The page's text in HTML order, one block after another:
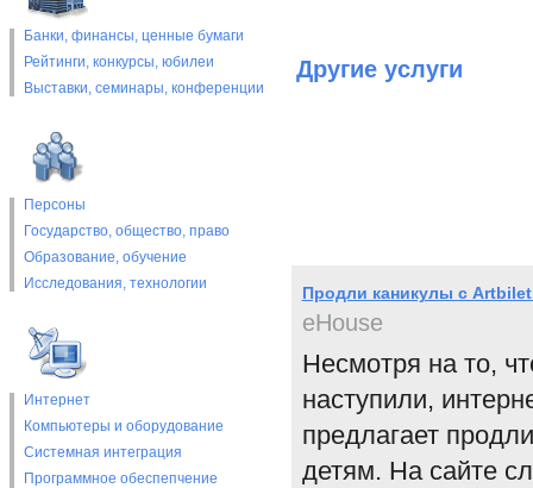
Банки, финансы, ценные бумаги
Рейтинги, конкурсы, юбилеи
Выставки, cеминары, конференции
Персоны
Государство, общество, право
Образование, обучение
Исследования, технологии
Интернет
Компьютеры и оборудование
Системная интеграция
Программное обеспепчение
Другие услуги
Продли каникулы с
eHouse
Несмотря на то,
наступили,
предлагает
детям. На сайте